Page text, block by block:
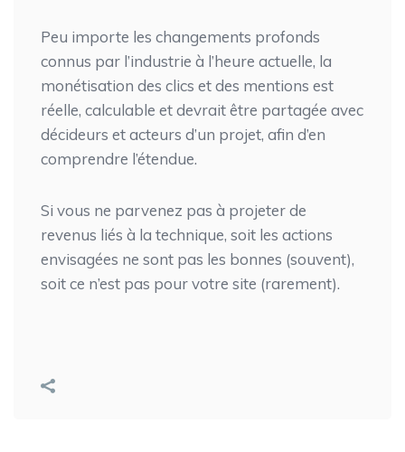
Peu importe les changements profonds
connus par l’industrie à l’heure actuelle, la
monétisation des clics et des mentions est
réelle, calculable et devrait être partagée avec
décideurs et acteurs d’un projet, afin d’en
comprendre l’étendue.
Si vous ne parvenez pas à projeter de
revenus liés à la technique, soit les actions
envisagées ne sont pas les bonnes (souvent),
soit ce n’est pas pour votre site (rarement).